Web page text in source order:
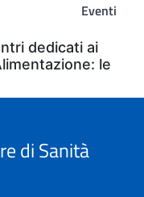
Eventi
dedicati ai
le
di Sanità